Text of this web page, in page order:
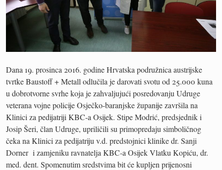
Dana 19. prosinca 2016. godine Hrvatska podružnica austrijske
tvrtke Baustoff + Metall odlučila je darovati svotu od 25.000 kuna
u dobrotvorne svrhe koja je zahvaljujući posredovanju Udruge
veterana vojne policije Osječko-baranjske županije završila na
Klinici za pedijatriji KBC-a Osijek. Stipe Modrić, predsjednik i
Josip Šeri, član Udruge, upriličili su primopredaju simboličnog
čeka na Klinici za pedijatriju v.d. predstojnici klinike dr. Sanji
Dorner i zamjeniku ravnatelja KBC-a Osijek Vlatku Kopiću, dr.
med. dent. Spomenutim sredstvima bit će kupljen prijenosni